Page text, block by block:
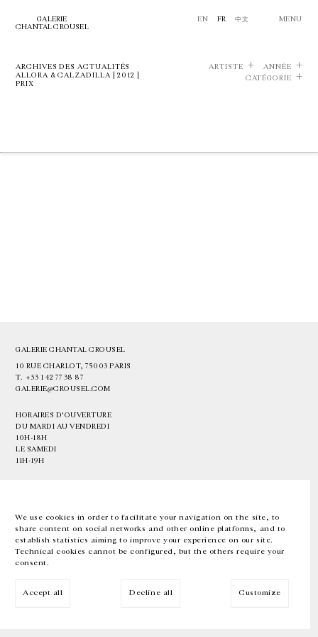
We use cookies in order to facilitate your navigation on the site, to
share content on social networks and other online platforms, and to
establish statistics aiming to improve your experience on our site.
Technical cookies cannot be configured, but the others require your
consent.
Accept all Decline all Customize
GALERIE
CHANTAL CROUSEL
EN FR 中文 MENU
ARCHIVES DES ACTUALITÉS
ALLORA & CALZADILLA | 2012 |
PRIX
ARTISTE
ANNÉE
CATÉGORIE
GALERIE CHANTAL CROUSEL
10 RUE CHARLOT, 75003 PARIS
T. +33 1 42 77 38 87
GALERIE@CROUSEL.COM
HORAIRES D'OUVERTURE
DU MARDI AU VENDREDI
10H-18H
LE SAMEDI
11H-19H
EN FR 中文 Facebook Instagram
Inscrivez-vous à notre newsletter